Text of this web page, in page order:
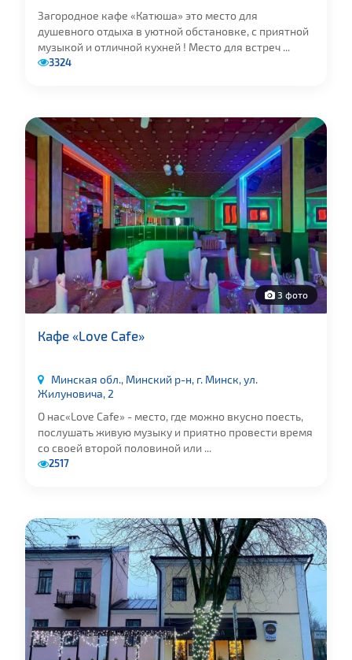
Загородное кафе «Катюша» это место для
душевного отдыха в уютной обстановке, с приятной
музыкой и отличной кухней ! Место для встреч ...
3324
3 фото
Кафе «Love Cafe»
Минская обл., Минский р-н, г. Минск, ул.
Жилуновича, 2
О нас«Love Cafe» - место, где можно вкусно поесть,
послушать живую музыку и приятно провести время
со своей второй половиной или ...
2517